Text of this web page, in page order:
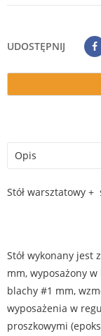
UDOSTĘPNIJ
Opis
Stół warsztatowy +
Stół wykonany
mm, wyposażony
blachy #1 mm,
wyposażenia w
proszkowymi